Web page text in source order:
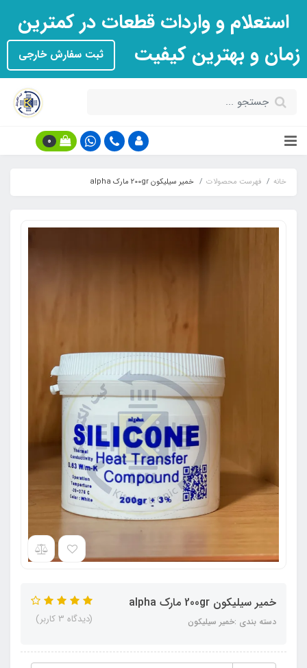
استعلام و واردات قطعات در کمترین
زمان و بهترین کیفیت
ثبت سفارش خارجی
0
خانه فهرست محصولات خمیر سیلیکون 200gr مارک alpha
خمیر سیلیکون 200gr مارک alpha
دسته بندی :خمیر سیلیکون (دیدگاه 3 کاربر)